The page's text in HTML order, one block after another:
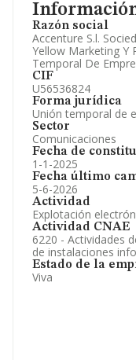
Razón social
Accenture S.l.
Yellow Marketing Y
Temporal De
CIF
U56536824
Forma jurídica
Unión temporal de
Sector
Comunicaciones
Fecha de
1-1-2025
Fecha último
5-6-2026
Actividad
Explotación
Actividad CNAE
6220 - Actividades
de instalaciones
Estado de la
Viva
Directivos y
Accionistas.
Participaciones
Artículos de
Información